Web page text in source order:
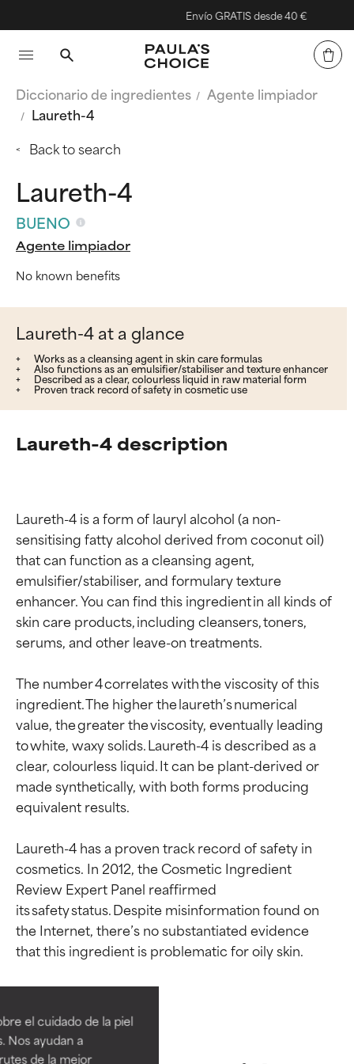
el cuidado de la piel
Nos ayudan a
de la mejor
Envío GRATIS desde 40 €
Diccionario de ingredientes
Agente limpiador
Laureth-4
Back to search
Laureth-4
BUENO
Agente limpiador
No known benefits
Laureth-4 at a glance
Works as a cleansing agent in skin care formulas
Also functions as an emulsifier/stabiliser and texture enhancer
Described as a clear, colourless liquid in raw material form
Proven track record of safety in cosmetic use
Laureth-4 description
Laureth-4 is a form of lauryl alcohol (a non-
sensitising fatty alcohol derived from coconut oil)
that can function as a cleansing agent,
emulsifier/stabiliser, and formulary texture
enhancer. You can find this ingredient in all kinds of
skin care products, including cleansers, toners,
serums, and other leave-on treatments.
The number 4 correlates with the viscosity of this
ingredient. The higher the laureth’s numerical
value, the greater the viscosity, eventually leading
to white, waxy solids. Laureth-4 is described as a
clear, colourless liquid. It can be plant-derived or
made synthetically, with both forms producing
equivalent results.
Laureth-4 has a proven track record of safety in
cosmetics. In 2012, the Cosmetic Ingredient
Review Expert Panel reaffirmed
its safety status. Despite misinformation found on
the Internet, there’s no substantiated evidence
Calificaciones de
ingredientes
EXCELENTE
Ingrediente sobresaliente con
Calificaciones de
ingredientes
EXCELENTE
Ingrediente sobresaliente con